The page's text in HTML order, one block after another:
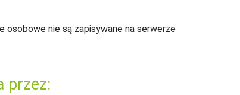
osobowe nie są zapisywane na serwerze
przez: